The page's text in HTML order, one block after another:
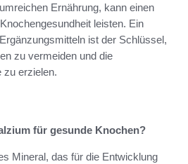
Ernährung, kann einen
leisten. Ein
ist der Schlüssel,
zu vermeiden und die
zu erzielen.
für gesunde Knochen?
Mineral, das für die Entwicklung